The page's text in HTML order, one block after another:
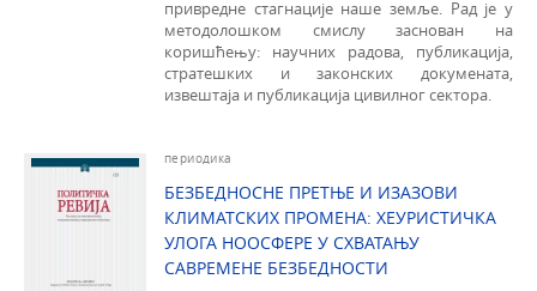
привредне стагнације наше земље. Рад је у
методолошком смислу заснован на
коришћењу: научних радова, публикација,
стратешких и законских докумената,
извештаја и публикација цивилног сектора.
периодика
БЕЗБЕДНОСНЕ ПРЕТЊЕ И ИЗАЗОВИ
КЛИМАТСКИХ ПРОМЕНА: ХЕУРИСТИЧКА
УЛОГА НООСФЕРЕ У СХВАТАЊУ
САВРЕМЕНЕ БЕЗБЕДНОСТИ